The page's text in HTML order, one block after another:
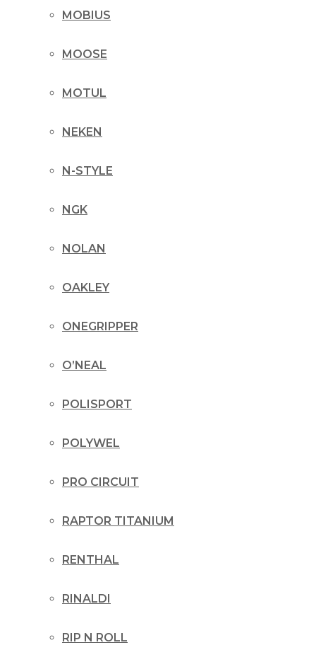
MOBIUS
MOOSE
MOTUL
NEKEN
N-STYLE
NGK
NOLAN
OAKLEY
ONEGRIPPER
O’NEAL
POLISPORT
POLYWEL
PRO CIRCUIT
RAPTOR TITANIUM
RENTHAL
RINALDI
RIP N ROLL